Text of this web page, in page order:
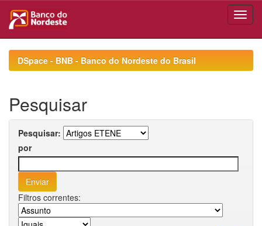
navigationDSpace - BNB - Banco do Nordeste do Brasil
Pesquisar
Pesquisar:
por
Filtros correntes: